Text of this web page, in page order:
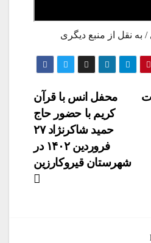
به نقل از منبع دیگری
محفل انس با قرآن
کریم با حضور حاج
حمید شاکرنژاد ۲۷
فروردین ۱۴۰۲ در
شهرستان قیروکارزین